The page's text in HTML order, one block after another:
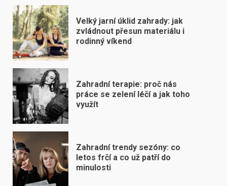
Velký jarní úklid zahrady: jak
zvládnout přesun materiálu i
rodinný víkend
Zahradní terapie: proč nás
práce se zelení léčí a jak toho
využít
Zahradní trendy sezóny: co
letos frčí a co už patří do
minulosti